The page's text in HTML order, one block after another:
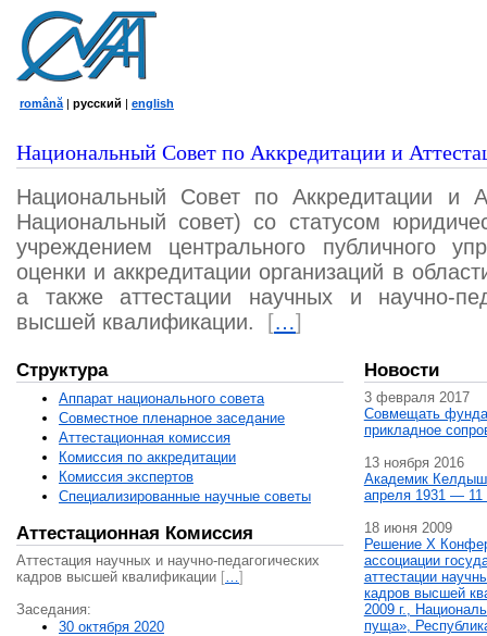
română | русский | english
Национальный Совет по Аккредитации и
Национальный Совет по Аккредитации и
Национальный совет) со статусом
учреждением центрального публичного
оценки и аккредитации организаций в
а также аттестации научных и научно-
высшей квалификации.
[…]
Структура
Аппарат национального совета
Совместное пленарное заседание
Аттестационная комисcия
Комиссия по аккредитации
Комиссия экспертов
Специализированные научные советы
Аттестационная Комиссия
Аттестация научных и научно-педагогических
кадров высшей квалификации […]
Заседания:
30 октября 2020
Новости
3 февраля 2017
Совмещать
прикладное
13 ноября 2016
Академик
апреля 1931 — 11
18 июня 2009
Решение X
ассоциации
аттестации
кадров высшей
2009 г.,
пуща»,